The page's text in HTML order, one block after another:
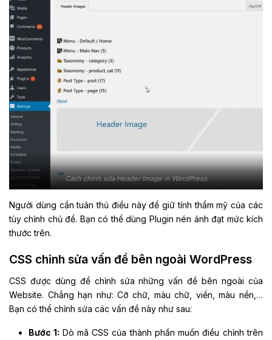
Cách chỉnh sửa Header Image in WordPress
Người dùng cần tuân thủ điều này để giữ tính thẩm mỹ của các
tùy chỉnh chủ đề. Bạn có thể dùng Plugin nén ảnh đạt mức kích
thước trên.
CSS chỉnh sửa vấn đề bên ngoài WordPress
CSS được dùng để chỉnh sửa những vấn đề bên ngoài của
Website. Chẳng hạn như: Cỡ chữ, màu chữ, viền, màu nền,…
Bạn có thể chỉnh sửa các vấn đề này như sau:
Bước 1: Dò mã CSS của thành phần muốn điều chỉnh trên